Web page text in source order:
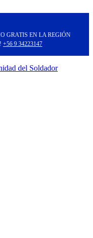
GRATIS EN LA REGIÓN
+56 9 34223147
del Soldador